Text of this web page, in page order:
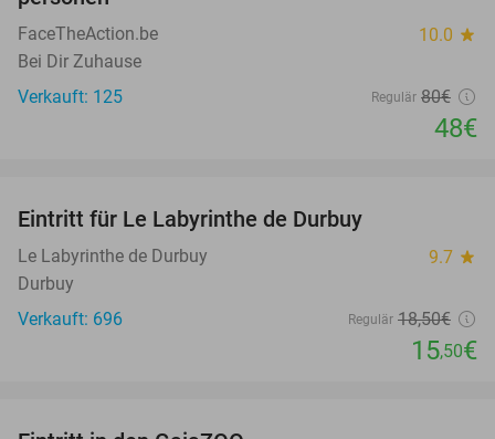
FaceTheAction.be 10.0 star
Bei Dir Zuhause
Verkauft: 125
Regulär 80€
48€
Eintritt für Le Labyrinthe de Durbuy
Le Labyrinthe de Durbuy 9.7 star
Durbuy
Verkauft: 696
Regulär 18,50€
15,50€